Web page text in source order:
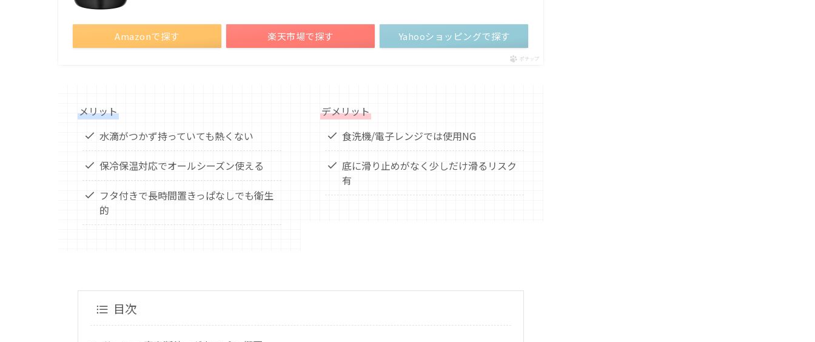
Amazonで探す 楽天市場で探す Yahooショッピングで探す
ポチップ
メリット
水滴がつかず持っていても熱くない
保冷保温対応でオールシーズン使える
フタ付きで長時間置きっぱなしでも衛生
的
デメリット
食洗機/電子レンジでは使用NG
底に滑り止めがなく少しだけ滑るリスク
有
目次